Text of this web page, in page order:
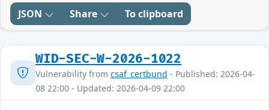
JSON Share To clipboard
WID-SEC-W-2026-1022
Vulnerability from csaf_certbund - Published: 2026-04-
08 22:00 - Updated: 2026-04-09 22:00